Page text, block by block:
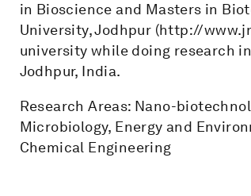
in Bioscience and Masters in
University, Jodhpur (http://
university while doing research
Jodhpur, India.
Research Areas: Nano-
Microbiology, Energy and
Chemical Engineering